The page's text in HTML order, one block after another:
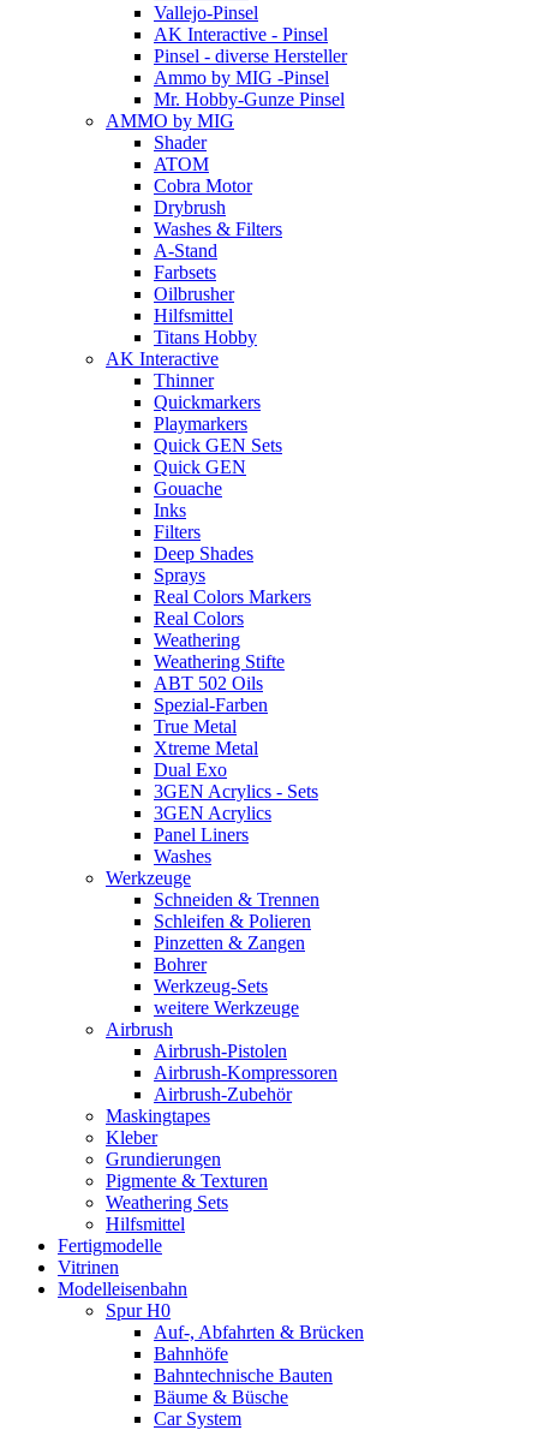
Vallejo-Pinsel
AK Interactive - Pinsel
Pinsel - diverse Hersteller
Ammo by MIG -Pinsel
Mr. Hobby-Gunze Pinsel
AMMO by MIG
Shader
ATOM
Cobra Motor
Drybrush
Washes & Filters
A-Stand
Farbsets
Oilbrusher
Hilfsmittel
Titans Hobby
AK Interactive
Thinner
Quickmarkers
Playmarkers
Quick GEN Sets
Quick GEN
Gouache
Inks
Filters
Deep Shades
Sprays
Real Colors Markers
Real Colors
Weathering
Weathering Stifte
ABT 502 Oils
Spezial-Farben
True Metal
Xtreme Metal
Dual Exo
3GEN Acrylics - Sets
3GEN Acrylics
Panel Liners
Washes
Werkzeuge
Schneiden & Trennen
Schleifen & Polieren
Pinzetten & Zangen
Bohrer
Werkzeug-Sets
weitere Werkzeuge
Airbrush
Airbrush-Pistolen
Airbrush-Kompressoren
Airbrush-Zubehör
Maskingtapes
Kleber
Grundierungen
Pigmente & Texturen
Weathering Sets
Hilfsmittel
Fertigmodelle
Vitrinen
Modelleisenbahn
Spur H0
Auf-, Abfahrten & Brücken
Bahnhöfe
Bahntechnische Bauten
Bäume & Büsche
Car System